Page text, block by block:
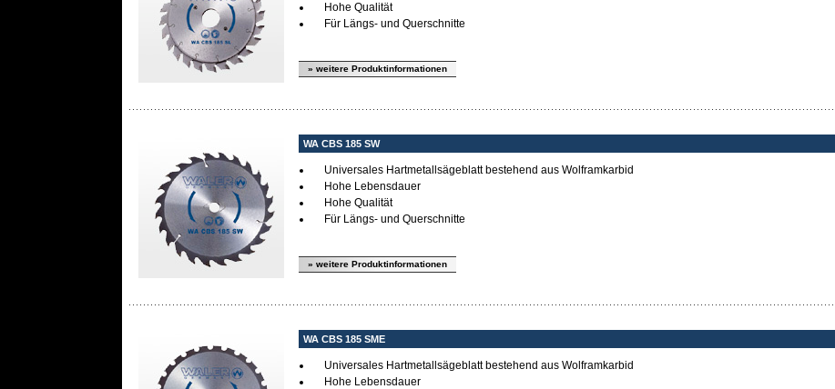
Hohe Qualität
Für Längs- und Querschnitte
» weitere Produktinformationen
WA CBS 185 SW
Universales Hartmetallsägeblatt bestehend aus Wolframkarbid
Hohe Lebensdauer
Hohe Qualität
Für Längs- und Querschnitte
» weitere Produktinformationen
WA CBS 185 SME
Universales Hartmetallsägeblatt bestehend aus Wolframkarbid
Hohe Lebensdauer